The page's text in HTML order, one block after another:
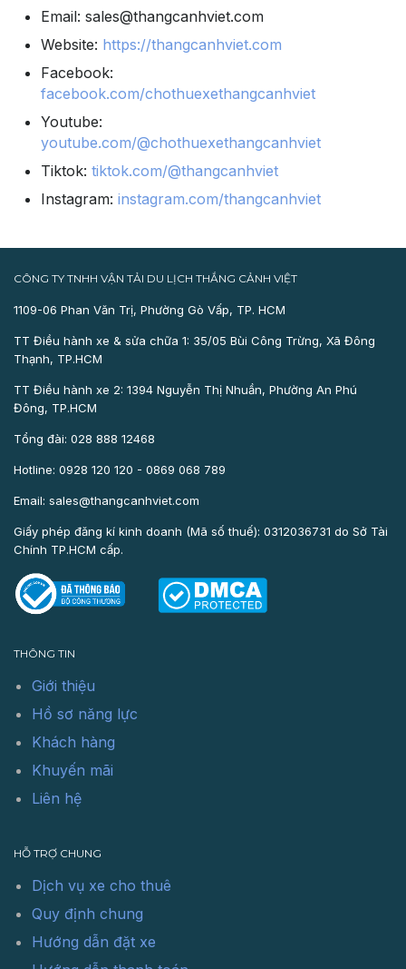
Email: sales@thangcanhviet.com
Website: https://thangcanhviet.com
Facebook:
facebook.com/chothuexethangcanhviet
Youtube:
youtube.com/@chothuexethangcanhviet
Tiktok: tiktok.com/@thangcanhviet
Instagram: instagram.com/thangcanhviet
CÔNG TY TNHH VẬN TẢI DU LỊCH THẮNG CẢNH VIỆT
1109-06 Phan Văn Trị, Phường Gò Vấp, TP. HCM
TT Điều hành xe & sửa chữa 1: 35/05 Bùi Công Trừng, Xã Đông
Thạnh, TP.HCM
TT Điều hành xe 2: 1394 Nguyễn Thị Nhuần, Phường An Phú
Đông, TP.HCM
Tổng đài: 028 888 12468
Hotline: 0928 120 120 - 0869 068 789
Email: sales@thangcanhviet.com
Giấy phép đăng kí kinh doanh (Mã số thuế): 0312036731 do Sở Tài
Chính TP.HCM cấp.
THÔNG TIN
Giới thiệu
Hồ sơ năng lực
Khách hàng
Khuyến mãi
Liên hệ
HỖ TRỢ CHUNG
Dịch vụ xe cho thuê
Quy định chung
Hướng dẫn đặt xe